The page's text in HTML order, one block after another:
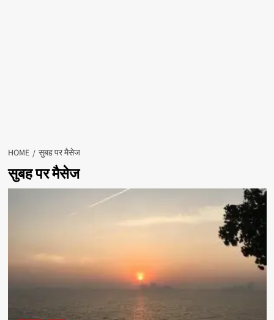
HOME सुबह पर मैसेज
सुबह पर मैसेज